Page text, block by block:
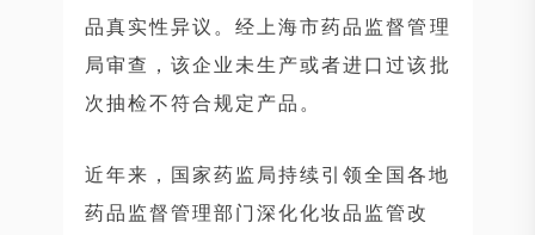
品真实性异议。经上海市药品监督管理
局审查，该企业未生产或者进口过该批
次抽检不符合规定产品。
近年来，国家药监局持续引领全国各地
药品监督管理部门深化化妆品监管改